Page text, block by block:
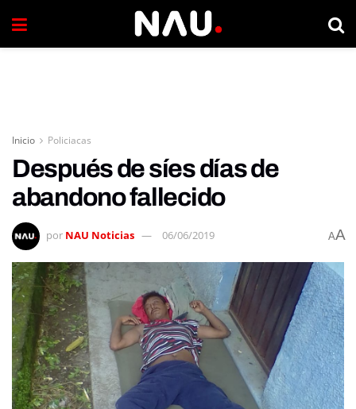
Inicio Policiacas
Después de síes días de
abandono fallecido
por NAU Noticias 06/06/2019 AA